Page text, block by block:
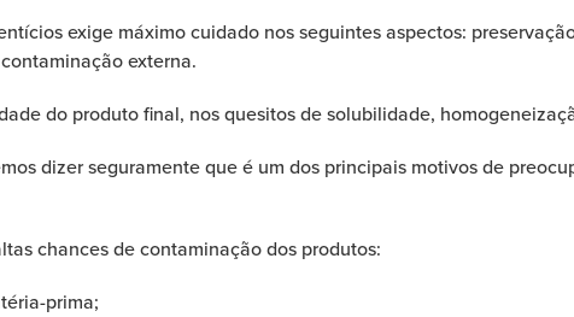
exige máximo cuidado nos seguintes aspectos:
externa.
do produto final, nos quesitos de solubilidade,
dizer seguramente que é um dos principais motivos de
chances de contaminação dos produtos:
prima;